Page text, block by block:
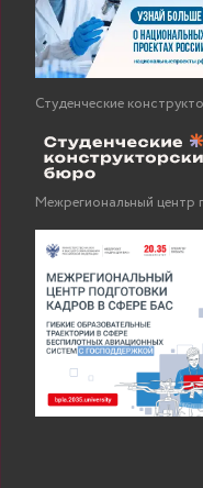
Студенческие
Межрегиональный